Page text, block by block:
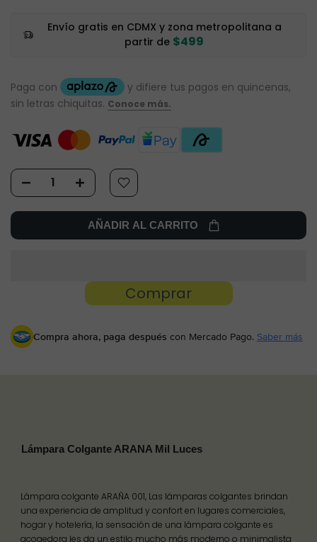
Envío gratis en CDMX y zona metropolitana a
partir de $499
AÑADIR AL CARRITO
Compra ahora, paga después con Mercado Pago. Saber más
Lámpara Colgante ARANA Mil Luces
Lámpara colgante ARAÑA 001, Las lámparas colgantes brindan
una experiencia de amplitud y confort en lugares comerciales,
hogar y hotelería, la sensación de una lámpara colgante es
acogedora les da un estilo mucho más moderno o minimalista